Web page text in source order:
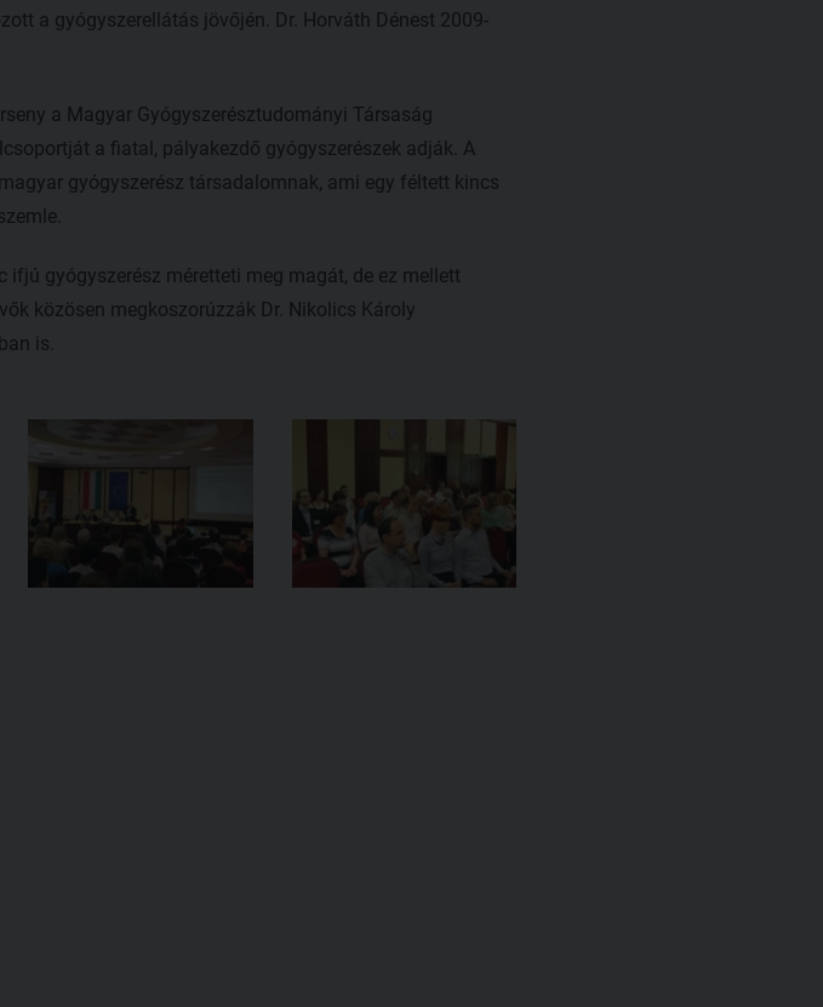
a gyógyszerellátás jövőjén. Dr. Horváth Dénest 2009-
a Magyar Gyógyszerésztudományi Társaság
a fiatal, pályakezdő gyógyszerészek adják. A
gyógyszerész társadalomnak, ami egy féltett kincs
ifjú gyógyszerész méretteti meg magát, de ez mellett
közösen megkoszorúzzák Dr. Nikolics Károly
is.